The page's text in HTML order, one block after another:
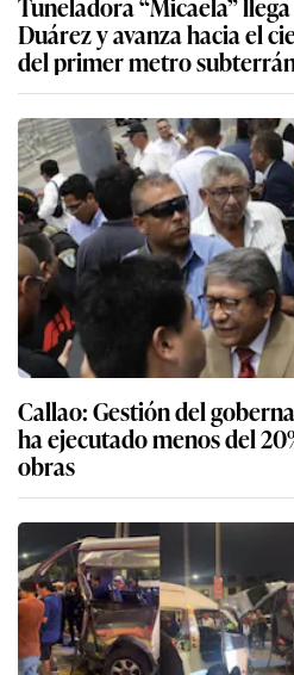
Duárez y avanza hacia el
del primer metro
Callao: Gestión del
ha ejecutado menos del
obras